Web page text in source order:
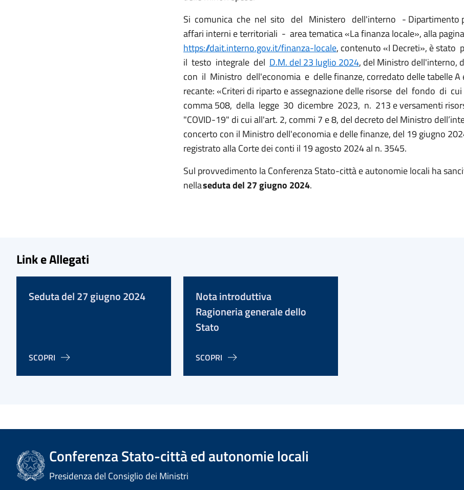
Si comunica che nel sito del Ministero dell'interno - Dipartimento
affari interni e territoriali - area tematica «La finanza locale», alla pagina
https://dait.interno.gov.it/finanza-locale, contenuto «I Decreti», è stato
il testo integrale del D.M. del 23 luglio 2024, del Ministro dell'interno,
con il Ministro dell'economia e delle finanze, corredato delle tabelle A
recante: «Criteri di riparto e assegnazione delle risorse del fondo di cui
comma 508, della legge 30 dicembre 2023, n. 213 e versamenti
"COVID-19" di cui all'art. 2, commi 7 e 8, del decreto del Ministro
concerto con il Ministro dell'economia e delle finanze, del 19 giugno
registrato allaCorte dei conti il 19 agosto 2024 al n. 3545.
Sul provvedimento la Conferenza Stato-città e autonomie locali ha
nellaseduta del 27 giugno 2024.
Link e Allegati
Seduta del 27 giugno 2024
SCOPRI
Nota introduttiva
Ragioneria generale dello
Stato
SCOPRI
Conferenza Stato-città ed autonomie locali
Presidenza del Consiglio dei Ministri